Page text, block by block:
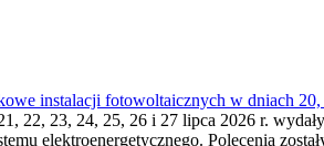
instalacji fotowoltaicznych w dniach
22, 23, 24, 25, 26 i 27 lipca 2026 r.
elektroenergetycznego. Polecenia